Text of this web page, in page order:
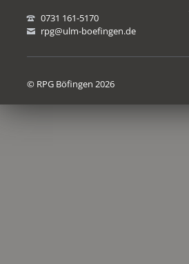
0731 161-5170
rpg@ulm-boefingen.de
© RPG Böfingen 2026